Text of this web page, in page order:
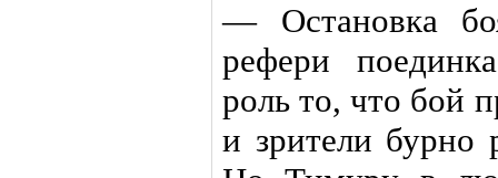
— Остановка
рефери
роль то, что бой
и зрители бурно